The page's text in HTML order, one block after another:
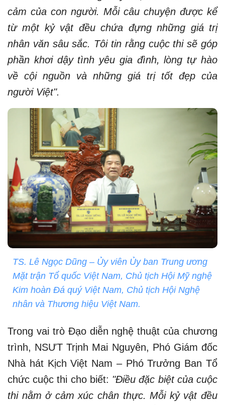
cảm của con người. Mỗi câu chuyện được kể
từ một kỷ vật đều chứa đựng những giá trị
nhân văn sâu sắc. Tôi tin rằng cuộc thi sẽ góp
phần khơi dậy tình yêu gia đình, lòng tự hào
về cội nguồn và những giá trị tốt đẹp của
người Việt".
TS. Lê Ngọc Dũng – Ủy viên Ủy ban Trung ương
Mặt trận Tổ quốc Việt Nam, Chủ tịch Hội Mỹ nghệ
Kim hoàn Đá quý Việt Nam, Chủ tịch Hội Nghệ
nhân và Thương hiệu Việt Nam.
Trong vai trò Đạo diễn nghệ thuật của chương
trình, NSƯT Trịnh Mai Nguyên, Phó Giám đốc
Nhà hát Kịch Việt Nam – Phó Trưởng Ban Tổ
chức cuộc thi cho biết: "Điều đặc biệt của cuộc
thi nằm ở cảm xúc chân thực. Mỗi kỷ vật đều